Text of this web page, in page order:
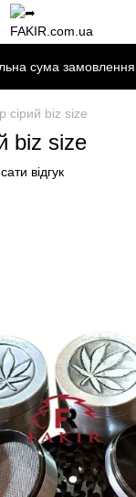
сума замовлення
сірий biz size
biz size
відгук